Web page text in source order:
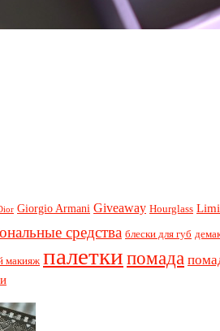
Giorgio Armani Giveaway Hourglass
средства блески для губ
макияж палеткипомада